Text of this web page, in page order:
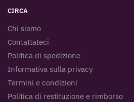
CIRCA
Chi siamo
Contattateci
Politica di spedizione
Informativa sulla privacy
Termini e condizioni
Politica di restituzione e rimborso